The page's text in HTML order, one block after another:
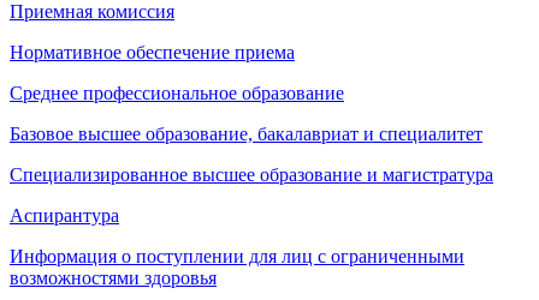
Приемная комиссия
Нормативное обеспечение приема
Среднее профессиональное образование
Базовое высшее образование, бакалавриат и специалитет
Специализированное высшее образование и магистратура
Аспирантура
Информация о поступлении для лиц с ограниченными
возможностями здоровья